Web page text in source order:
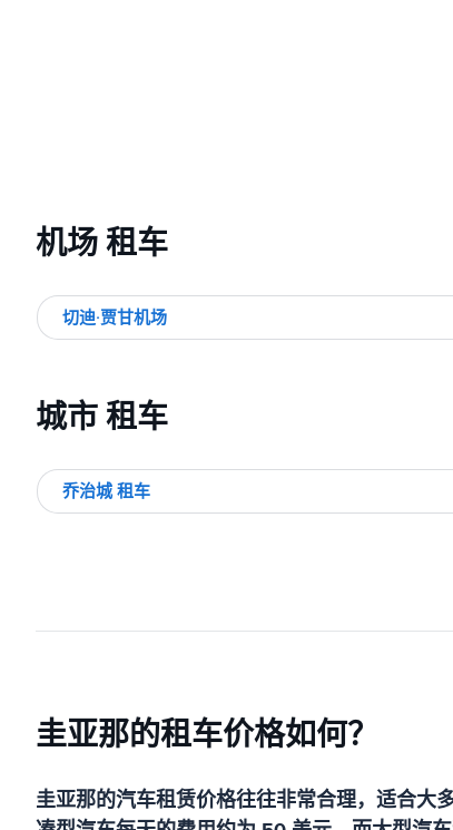
机场 租车
切迪·贾甘机场
城市 租车
乔治城 租车
圭亚那的租车价格如何？
圭亚那的汽车租赁价格往往非常合理，适合大